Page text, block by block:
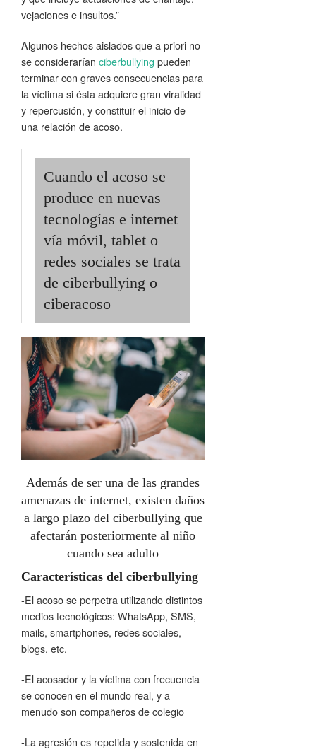
vejaciones e insultos.”
Algunos hechos aislados que a priori no
se considerarían ciberbullying pueden
terminar con graves consecuencias para
la víctima si ésta adquiere gran viralidad
y repercusión, y constituir el inicio de
una relación de acoso.
Cuando el acoso se
produce en nuevas
tecnologías e internet
vía móvil, tablet o
redes sociales se trata
de ciberbullying o
ciberacoso
Además de ser una de las grandes
amenazas de internet, existen daños
a largo plazo del ciberbullying que
afectarán posteriormente al niño
cuando sea adulto
Características del ciberbullying
-El acoso se perpetra utilizando distintos
medios tecnológicos: WhatsApp, SMS,
mails, smartphones, redes sociales,
blogs, etc.
-El acosador y la víctima con frecuencia
se conocen en el mundo real, y a
menudo son compañeros de colegio
-La agresión es repetida y sostenida en